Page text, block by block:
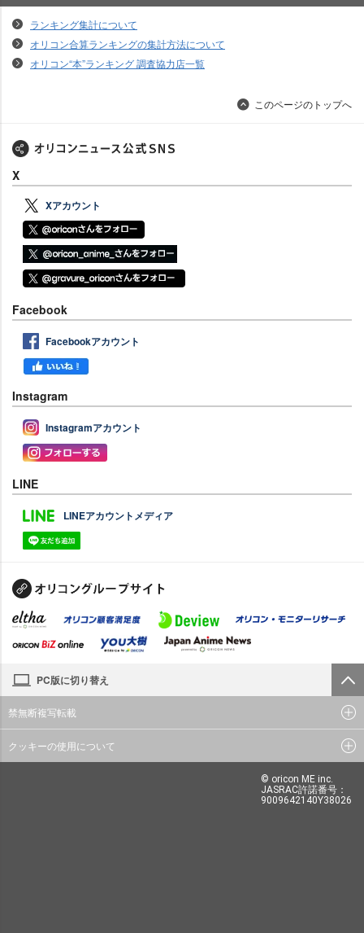
ランキング集計について
オリコン合算ランキングの集計方法について
オリコン“本”ランキング 調査協力店一覧
このページのトップへ
X
Xアカウント
Facebook
Facebookアカウント
Instagram
Instagramアカウント
LINE
LINEアカウントメディア
PC版に切り替え
禁無断複写転載
クッキーの使用について
© oricon ME inc.
JASRAC許諾番号：
9009642140Y38026